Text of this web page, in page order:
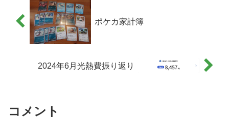
ポケカ家計簿
2024年6月光熱費振り返り
コメント